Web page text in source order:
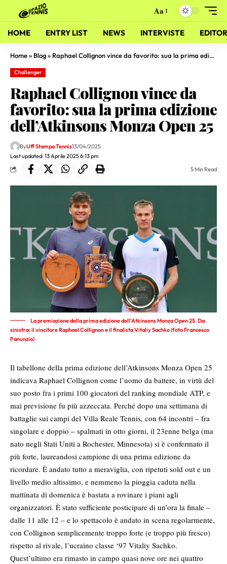
Aa
HOME ENTRY LIST NEWS INTERVISTE
Home» Blog» Raphael Collignon vince da favorito: sua la prima edizione dell’Atkinsons Monza Open 25
Challenger
Raphael Collignon vince da
favorito: sua la prima edizione
dell’Atkinsons Monza Open 25
Last updated: 13 Aprile 2025 6:13 pm
ByUff Stampa Tennis13/04/2025
5 Min Read
La premiazione della prima edizione dell'Atkinsons Monza Open 25. Da
sinistra: il vincitore Raphael Collignon e il finalista Vitaliy Sachko (foto Francesco
Panunzio)
Il tabellone della prima edizione dell’Atkinsons Monza Open 25
indicava Raphael Collignon come l’uomo da battere, in virtù del
suo posto fra i primi 100 giocatori del ranking mondiale ATP, e
mai previsione fu più azzeccata. Perché dopo una settimana di
battaglie sui campi del Villa Reale Tennis, con 64 incontri – fra
singolare e doppio – spalmati in otto giorni, il 23enne belga (ma
nato negli Stati Uniti a Rochester, Minnesota) si è confermato il
più forte, laureandosi campione di una prima edizione da
ricordare. È andato tutto a meraviglia, con ripetuti sold out e un
livello medio altissimo, e nemmeno la pioggia caduta nella
mattinata di domenica è bastata a rovinare i piani agli
organizzatori. È stato sufficiente posticipare di un’ora la finale –
dalle 11 alle 12 – e lo spettacolo è andato in scena regolarmente,
con Collignon semplicemente troppo forte (e troppo più fresco)
rispetto al rivale, l’ucraino classe ‘97 Vitaliy Sachko.
Quest’ultimo era rimasto in campo quasi nove ore nei quattro